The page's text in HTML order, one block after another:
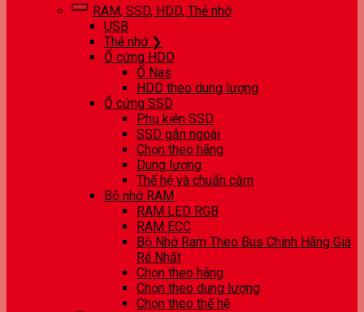
RAM, SSD, HDD, Thẻ nhớ
USB
Thẻ nhớ ❯
Ổ cứng HDD
Ổ Nas
HDD theo dung lượng
Ổ cứng SSD
Phụ kiện SSD
SSD gắn ngoài
Chọn theo hãng
Dung lượng
Thế hệ và chuẩn cắm
Bộ nhớ RAM
RAM LED RGB
RAM ECC
Bộ Nhớ Ram Theo Bus Chính Hãng Giá
Rẻ Nhất
Chọn theo hãng
Chọn theo dung lượng
Chọn theo thế hệ